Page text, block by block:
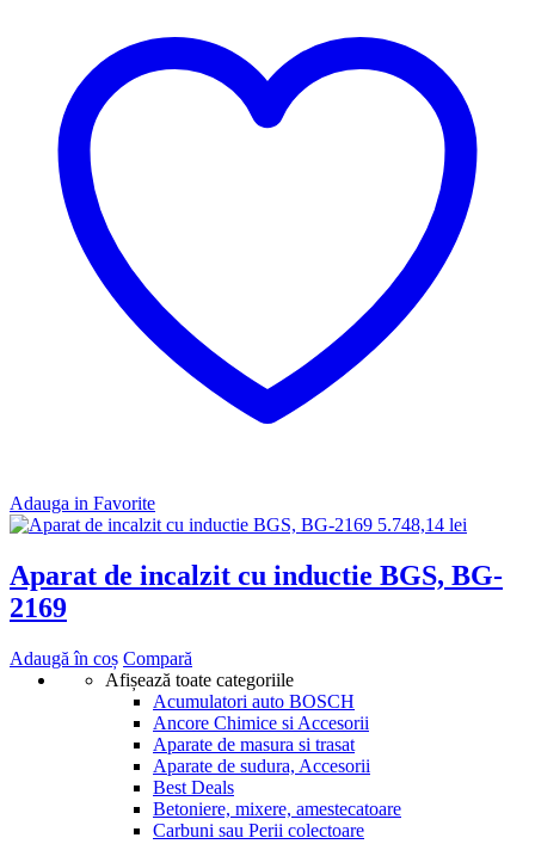
Adauga in Favorite
5.748,14 lei
Aparat de incalzit cu inductie BGS, BG-
2169
Adaugă în coș Compară
Afișează toate categoriile
Acumulatori auto BOSCH
Ancore Chimice si Accesorii
Aparate de masura si trasat
Aparate de sudura, Accesorii
Best Deals
Betoniere, mixere, amestecatoare
Carbuni sau Perii colectoare